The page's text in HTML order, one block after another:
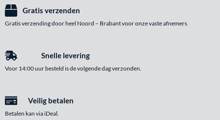
Gratis verzenden
Gratis verzending door heel Noord – Brabant voor onze vaste afnemers
Snelle levering
Voor 14:00 uur besteld is de volgende dag verzonden.
Veilig betalen
Betalen kan via iDeal.